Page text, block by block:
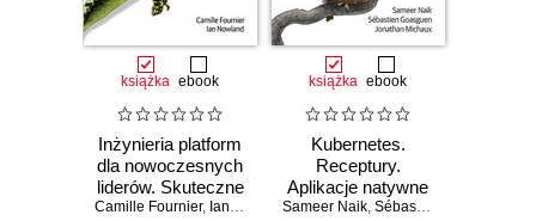
książka ebook
Inżynieria platform
dla nowoczesnych
liderów. Skuteczne
zarządzanie
Camille Fournier, Ian Nowland ,Nicole Forsgren
książka ebook
Kubernetes.
Receptury.
Aplikacje natywne
dla środowiska
Sameer Naik, Sébastien Goasguen